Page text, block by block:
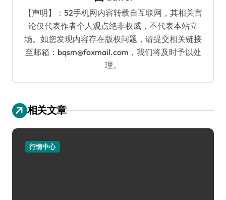
【声明】：52手机网内容转载自互联网，其相关言
论仅代表作者个人观点绝非权威，不代表本站立
场。如您发现内容存在版权问题，请提交相关链接
至邮箱：bqsm@foxmail.com，我们将及时予以处
理。
相关文章
行情中心